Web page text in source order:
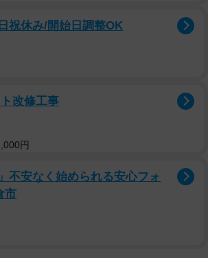
」「キム」「ミツハシ」を名乗る指示
３」だった。
ということがいえる。（実行役の）手
っている中、それまでの振り込め詐欺
強盗。アポ電のようにアンケート等を装
、これまでと同じような準備をして、手
祝休み/開始日調整OK
改修工事
円
不安なく始められる安心フォ
市